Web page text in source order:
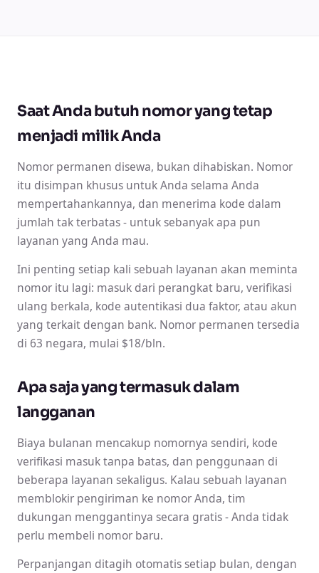
Saat Anda butuh nomor yang tetap
menjadi milik Anda
Nomor permanen disewa, bukan dihabiskan. Nomor
itu disimpan khusus untuk Anda selama Anda
mempertahankannya, dan menerima kode dalam
jumlah tak terbatas - untuk sebanyak apa pun
layanan yang Anda mau.
Ini penting setiap kali sebuah layanan akan meminta
nomor itu lagi: masuk dari perangkat baru, verifikasi
ulang berkala, kode autentikasi dua faktor, atau akun
yang terkait dengan bank. Nomor permanen tersedia
di 63 negara, mulai $18/bln.
Apa saja yang termasuk dalam
langganan
Biaya bulanan mencakup nomornya sendiri, kode
verifikasi masuk tanpa batas, dan penggunaan di
beberapa layanan sekaligus. Kalau sebuah layanan
memblokir pengiriman ke nomor Anda, tim
dukungan menggantinya secara gratis - Anda tidak
perlu membeli nomor baru.
Perpanjangan ditagih otomatis setiap bulan, dengan